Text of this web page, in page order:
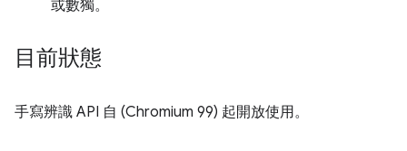
或數獨。
目前狀態
手寫辨識 API 自 (Chromium 99) 起開放使用。